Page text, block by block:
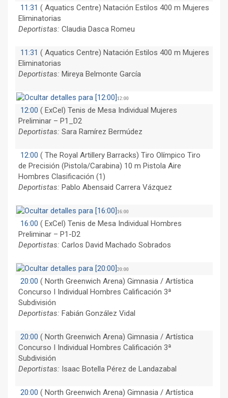
11:31 ( Aquatics Centre) Natación Estilos 400 m Mujeres
Eliminatorias
Deportistas: Claudia Dasca Romeu
11:31 ( Aquatics Centre) Natación Estilos 400 m Mujeres
Eliminatorias
Deportistas: Mireya Belmonte García
12:00
12:00 ( ExCel) Tenis de Mesa Individual Mujeres
Preliminar – P1_D2
Deportistas: Sara Ramírez Bermúdez
12:00 ( The Royal Artillery Barracks) Tiro Olímpico Tiro
de Precisión (Pistola/Carabina) 10 m Pistola Aire
Hombres Clasificación (1)
Deportistas: Pablo Abensaid Carrera Vázquez
16:00
16:00 ( ExCel) Tenis de Mesa Individual Hombres
Preliminar – P1-D2
Deportistas: Carlos David Machado Sobrados
20:00
20:00 ( North Greenwich Arena) Gimnasia / Artística
Concurso I Individual Hombres Calificación 3ª
Subdivisión
Deportistas: Fabián González Vidal
20:00 ( North Greenwich Arena) Gimnasia / Artística
Concurso I Individual Hombres Calificación 3ª
Subdivisión
Deportistas: Isaac Botella Pérez de Landazabal
20:00 ( North Greenwich Arena) Gimnasia / Artística